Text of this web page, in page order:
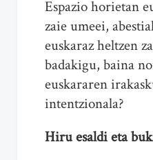
Espazio horietan
zaie umeei,
euskaraz heltzen
badakigu, baina
euskararen
intentzionala?
Hiru esaldi eta